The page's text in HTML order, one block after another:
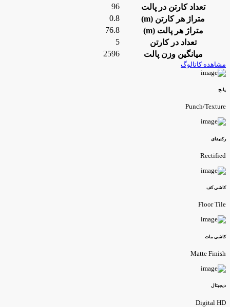
تعداد کارتن در پالت
96
متراژ هر کارتن (m)
0.8
متراژ هر پالت (m)
76.8
تعداد در کارتن
میانگین وزن پالت
2596
کاتالوگ
Punch/
کف
Floor
مات
Matte
Digital